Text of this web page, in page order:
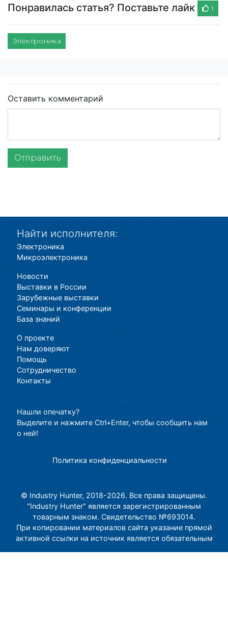
Понравилась статья? Поставьте лайк 1
Электроника
Оставить комментарий
Отправить
Найти исполнителя:
Электроника
Микроэлектроника
Новости
Выставки в России
Зарубежные выставки
Семинары и конференции
База знаний
О проекте
Нам доверяют
Помощь
Сотрудничество
Контакты
Нашли опечатку?
Выделите и нажмите Ctrl+Enter, чтобы сообщить нам
о ней!
Политика конфиденциальности
© Industry Hunter, 2018-2026. Все права защищены.
"Industry Hunter" является зарегистрированным
товарным знаком. Свидетельство №693014.
При копировании материалов сайта указание прямой
активной ссылки на источник является обязательным